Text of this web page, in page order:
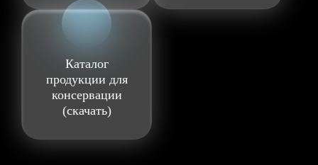
Каталог
продукции для
консервации
(скачать)